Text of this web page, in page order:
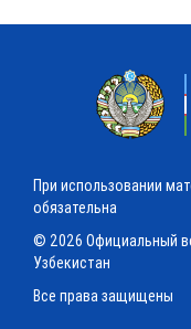
При использовании
обязательна
© 2026 Официальный
Узбекистан
Все права защищены